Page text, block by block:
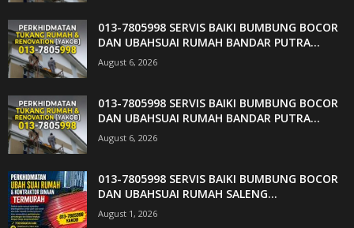
013-7805998 SERVIS BAIKI BUMBUNG BOCOR
DAN UBAHSUAI RUMAH BANDAR PUTRA...
August 6, 2026
013-7805998 SERVIS BAIKI BUMBUNG BOCOR
DAN UBAHSUAI RUMAH BANDAR PUTRA...
August 6, 2026
013-7805998 SERVIS BAIKI BUMBUNG BOCOR
DAN UBAHSUAI RUMAH SALENG...
August 1, 2026